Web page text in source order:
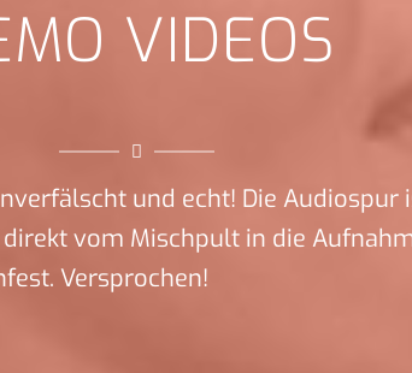
VIDEOS
und echt! Die
vom Mischpult in die
Versprochen!